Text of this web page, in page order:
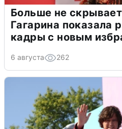
Больше не
Гагарина показала
кадры с новым
6 августа 262